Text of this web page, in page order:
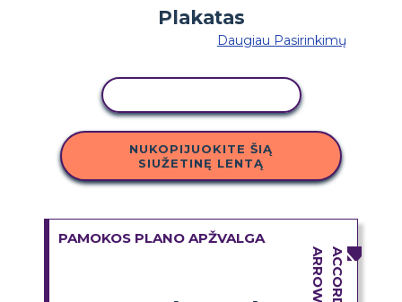
Daugiau Pasirinkimų
NUKOPIJUOKITE ŠIĄ
SIUŽETINĘ LENTĄ
PAMOKOS PLANO APŽVALGA